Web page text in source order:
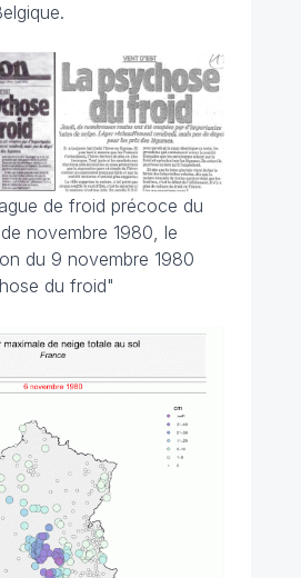
de froid précoce du
novembre 1980, le
du 9 novembre 1980
du froid"